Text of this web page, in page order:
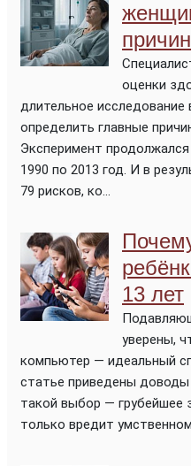
причин
оценки
длительное исследование
определить главные
Эксперимент
1990 по 2013 год. И в
79 рисков, ко...
13 лет
уверены,
компьютер — идеальный
статье приведены
такой выбор — грубейшее
только вредит